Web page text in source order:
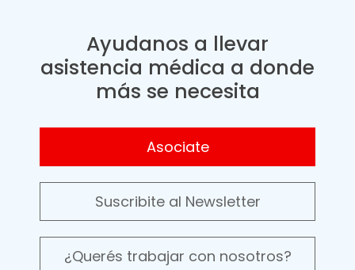
Ayudanos a llevar
asistencia médica a donde
más se necesita
Asociate
Suscribite al Newsletter
¿Querés trabajar con nosotros?